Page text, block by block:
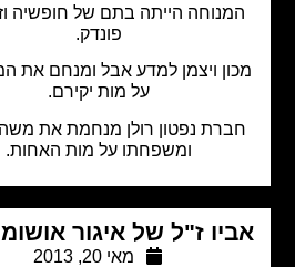
הייתה בתם של חופשיה וזרובבל
ויצמן למדע אבל ומנחם את המשפחה
על מות יקירם.
נפטון רולן מנחמת את משה פונדק
ומשפחתו על מות האחות.
ז"ל של איגור אושומורסקי
מאי 20, 2013